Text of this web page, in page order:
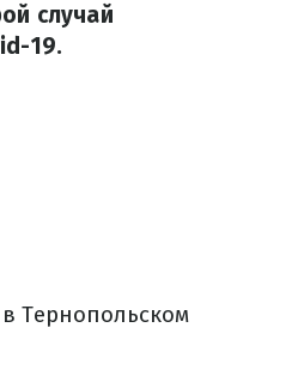
случай
19.
в Тернопольском